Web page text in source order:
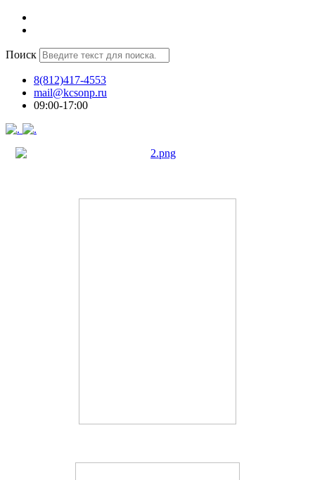
Поиск
8(812)417-4553
mail@kcsonp.ru
09:00-17:00